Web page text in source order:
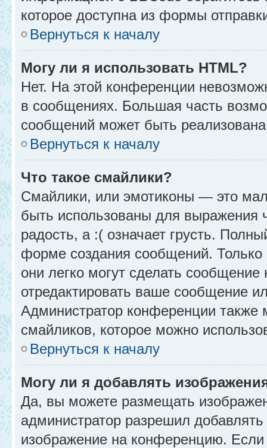
которое доступна из формы
Вернуться к началу
Могу ли я использовать HTML?
Нет. На этой конференции
в сообщениях. Большая часть
сообщений может быть
Вернуться к началу
Что такое смайлики?
Смайлики, или эмотиконы — это
быть использованы для выражения
радость, а :( означает грусть.
форме создания сообщений. Только
они легко могут сделать
отредактировать ваше сообщение
Администратор конференции также
смайликов, которое можно
Вернуться к началу
Могу ли я добавлять
Да, вы можете размещать
администратор разрешил
изображение на конференцию.